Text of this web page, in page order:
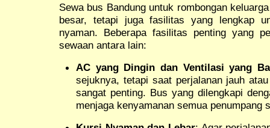
Sewa bus Bandung untuk rombongan
besar, tetapi juga fasilitas yang lengkap
nyaman. Beberapa fasilitas penting yang
sewaan antara lain:
AC yang Dingin dan Ventilasi yang
sejuknya, tetapi saat perjalanan jauh
sangat penting. Bus yang dilengkapi
menjaga kenyamanan semua penumpang